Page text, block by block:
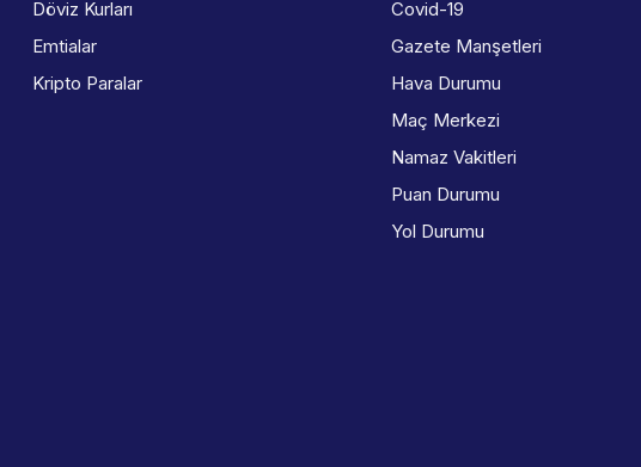
Döviz Kurları
Emtialar
Kripto Paralar
Covid-19
Gazete Manşetleri
Hava Durumu
Maç Merkezi
Namaz Vakitleri
Puan Durumu
Yol Durumu